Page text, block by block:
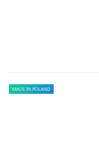
MADE IN POLAND